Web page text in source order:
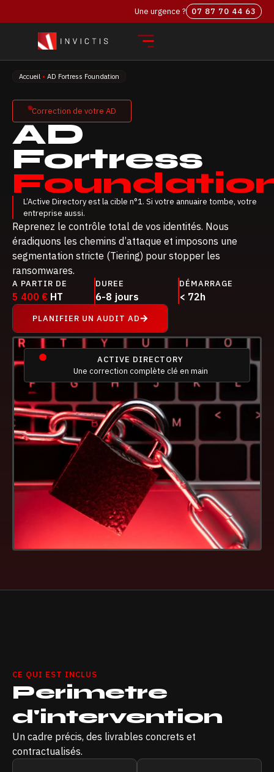
Une urgence ? 07 87 70 44 63‬
Accueil • AD Fortress Foundation
Correction de votre AD
AD
Fortress
L’Active Directory est la cible n°1. Si votre annuaire tombe, votre
entreprise aussi.
Reprenez le contrôle total de vos identités. Nous
éradiquons les chemins d’attaque et imposons une
segmentation stricte (Tiering) pour stopper les
ransomwares.
A PARTIR DE
5 400 € HT
DUREE
6-8 jours
DÉMARRAGE
< 72h
PLANIFIER UN AUDIT AD
ACTIVE DIRECTORY
Une correction complète clé en main
CE QUI EST INCLUS
Perimetre
d'intervention
Un cadre précis, des livrables concrets et
contractualisés.